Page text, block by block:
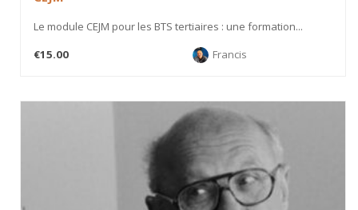
Le module CEJM pour les BTS tertiaires : une formation...
€15.00
Francis